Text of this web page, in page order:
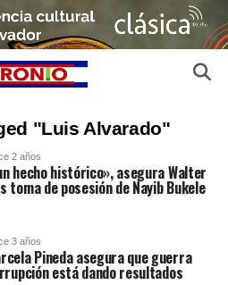
"Luis Alvarado"
2 años
hecho histórico», asegura Walter
toma de posesión de Nayib Bukele
3 años
Pineda asegura que guerra
está dando resultados